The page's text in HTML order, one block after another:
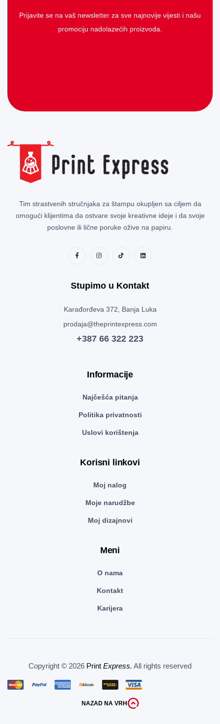
Prijavite se na vaš newsletter za sve najnovije vijesti i našu
promociju nadolazećih proizvoda.
Tim strastvenih stručnjaka za štampu okupljen sa ciljem da
omogući klijentima da ostvare svoje kreativne ideje i da svoje
poslovne ili lične poruke ožive na papiru.
Stupimo u Kontakt
Karađorđeva 372, Banja Luka
prodaja@theprintexpress.com
+387 66 322 223
Informacije
Najčešća pitanja
Politika privatnosti
Uslovi korištenja
Korisni linkovi
Moj nalog
Moje narudžbe
Moj dizajnovi
Meni
O nama
Kontakt
Karijera
Copyright © 2026 Print Express. All rights reserved
NAZAD NA VRH